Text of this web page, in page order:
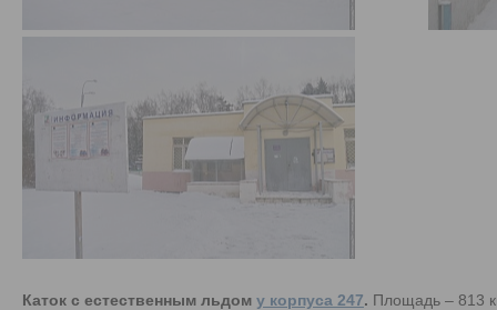
Каток с естественным льдом у корпуса 247. Площадь – 813